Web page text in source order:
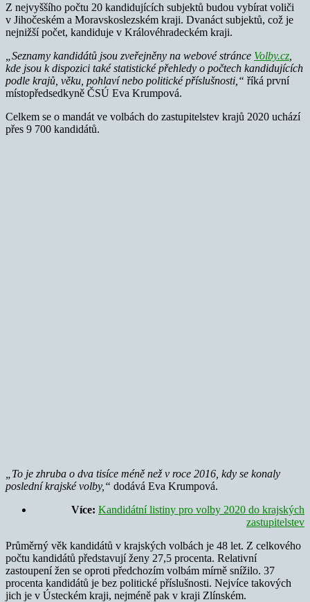
Z nejvyššího počtu 20 kandidujících subjektů budou vybírat voliči
v Jihočeském a Moravskoslezském kraji. Dvanáct subjektů, což je
nejnižší počet, kandiduje v Královéhradeckém kraji.
„Seznamy kandidátů jsou zveřejněny na webové stránce Volby.cz
kde jsou k dispozici také statistické přehledy o počtech kandidujících
podle krajů, věku, pohlaví nebo politické příslušnosti,“ říká první
místopředsedkyně ČSÚ Eva Krumpová.
Celkem se o mandát ve volbách do zastupitelstev krajů 2020 uchází
přes 9 700 kandidátů.
„To je zhruba o dva tisíce méně než v roce 2016, kdy se konaly
poslední krajské volby,“ dodává Eva Krumpová.
Více: Kandidátní listiny pro volby 2020 do krajských
zastupitelstev
Průměrný věk kandidátů v krajských volbách je 48 let. Z celkového
počtu kandidátů představují ženy 27,5 procenta. Relativní
zastoupení žen se oproti předchozím volbám mírně snížilo. 37
procenta kandidátů je bez politické příslušnosti. Nejvíce takových
jich je v Ústeckém kraji, nejméně pak v kraji Zlínském.